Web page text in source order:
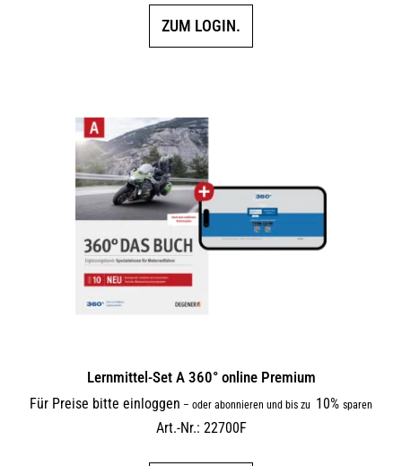
ZUM LOGIN.
Lernmittel-Set A 360° online Premium
Für Preise bitte einloggen – oder abonnieren und bis zu 10% sparen
Art.-Nr.: 22700F